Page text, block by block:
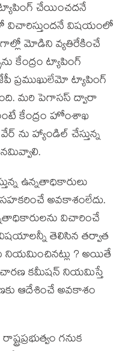
ట్యాపింగ్ చేయించదనే
విచారిస్తుందనే విషయంలో
మోడిని వ్యతిరేకించే
కేంద్రం ట్యాపింగ్
ప్రముఖులేమో ట్యాపింగ్
మరి పెగాసస్ ద్వారా
కేంద్రం హోంశాఖ
హ్యాండిల్ చేస్తున్న
ఉన్నతాధికారులు
అవకాశంలేదు.
విచారించే
తెలిసిన తర్వాత
నియమించినట్లు ? అయితే
విచారణ కమీషన్ నియమిస్తే
ఆదేశించే అవకాశం
గనుక